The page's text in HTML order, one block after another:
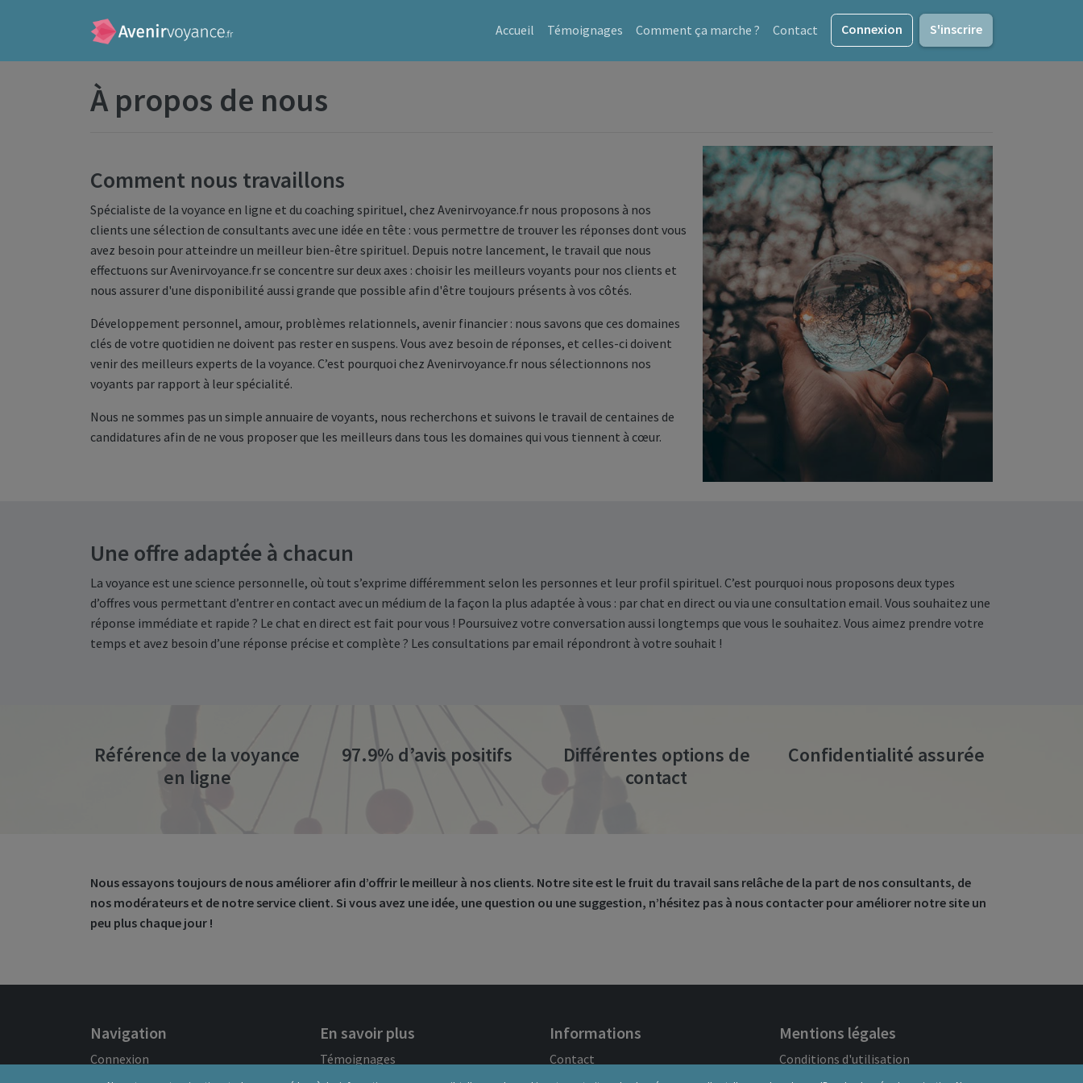
Accueil Témoignages Comment ça marche ? Contact Connexion S'inscrire
À propos de nous
Comment nous travaillons
Spécialiste de la voyance en ligne et du coaching spirituel, chez Avenirvoyance.fr nous proposons à nos
clients une sélection de consultants avec une idée en tête : vous permettre de trouver les réponses dont vous
avez besoin pour atteindre un meilleur bien-être spirituel. Depuis notre lancement, le travail que nous
effectuons sur Avenirvoyance.fr se concentre sur deux axes : choisir les meilleurs voyants pour nos clients et
nous assurer d'une disponibilité aussi grande que possible afin d'être toujours présents à vos côtés.
Développement personnel, amour, problèmes relationnels, avenir financier : nous savons que ces domaines
clés de votre quotidien ne doivent pas rester en suspens. Vous avez besoin de réponses, et celles-ci doivent
venir des meilleurs experts de la voyance. C’est pourquoi chez Avenirvoyance.fr nous sélectionnons nos
voyants par rapport à leur spécialité.
Nous ne sommes pas un simple annuaire de voyants, nous recherchons et suivons le travail de centaines de
candidatures afin de ne vous proposer que les meilleurs dans tous les domaines qui vous tiennent à cœur.
Une offre adaptée à chacun
La voyance est une science personnelle, où tout s’exprime différemment selon les personnes et leur profil spirituel. C’est pourquoi nous proposons deux types
d’offres vous permettant d’entrer en contact avec un médium de la façon la plus adaptée à vous : par chat en direct ou via une consultation email. Vous souhaitez une
réponse immédiate et rapide ? Le chat en direct est fait pour vous ! Poursuivez votre conversation aussi longtemps que vous le souhaitez. Vous aimez prendre votre
temps et avez besoin d’une réponse précise et complète ? Les consultations par email répondront à votre souhait !
Référence de la voyance
en ligne
97.9% d’avis positifs
Différentes options de
contact
Confidentialité assurée
Nous essayons toujours de nous améliorer afin d’offrir le meilleur à nos clients. Notre site est le fruit du travail sans relâche de la part de nos consultants, de
nos modérateurs et de notre service client. Si vous avez une idée, une question ou une suggestion, n’hésitez pas à nous contacter pour améliorer notre site un
peu plus chaque jour !
Navigation
Connexion
À propos de nous
En savoir plus
Témoignages
Le Zodiaque
Informations
Contact
FAQ
Mentions légales
Conditions d'utilisation
Politique de confidentialité